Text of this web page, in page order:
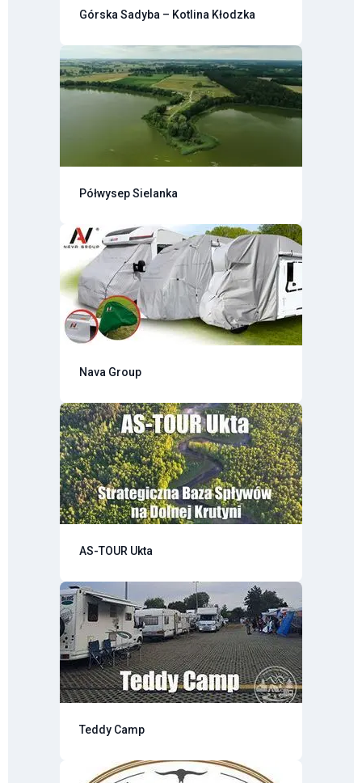
Górska Sadyba – Kotlina Kłodzka
Półwysep Sielanka
Nava Group
AS-TOUR Ukta
Teddy Camp